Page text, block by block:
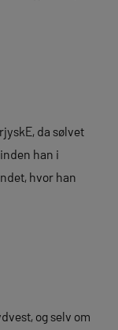
da sølvet
han i
hvor han
og selv om